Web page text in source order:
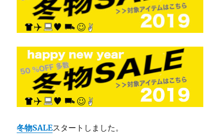
冬物SALEスタートしました。